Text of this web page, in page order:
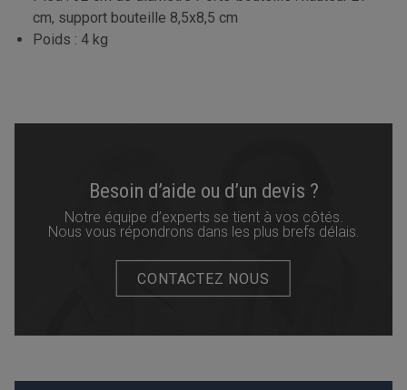
cm, support bouteille 8,5x8,5 cm
Poids : 4 kg
Besoin d’aide ou d’un devis ?
Notre équipe d’experts se tient à vos côtés.
Nous vous répondrons dans les plus brefs délais.
CONTACTEZ NOUS